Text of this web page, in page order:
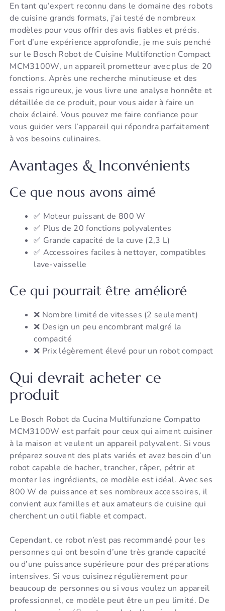
En tant qu’expert reconnu dans le domaine des robots
de cuisine grands formats, j’ai testé de nombreux
modèles pour vous offrir des avis fiables et précis.
Fort d’une expérience approfondie, je me suis penché
sur le Bosch Robot de Cuisine Multifonction Compact
MCM3100W, un appareil prometteur avec plus de 20
fonctions. Après une recherche minutieuse et des
essais rigoureux, je vous livre une analyse honnête et
détaillée de ce produit, pour vous aider à faire un
choix éclairé. Vous pouvez me faire confiance pour
vous guider vers l’appareil qui répondra parfaitement
à vos besoins culinaires.
Avantages & Inconvénients
Ce que nous avons aimé
✅ Moteur puissant de 800 W
✅ Plus de 20 fonctions polyvalentes
✅ Grande capacité de la cuve (2,3 L)
✅ Accessoires faciles à nettoyer, compatibles
lave-vaisselle
Ce qui pourrait être amélioré
❌ Nombre limité de vitesses (2 seulement)
❌ Design un peu encombrant malgré la
compacité
❌ Prix légèrement élevé pour un robot compact
Qui devrait acheter ce
produit
Le Bosch Robot da Cucina Multifunzione Compatto
MCM3100W est parfait pour ceux qui aiment cuisiner
à la maison et veulent un appareil polyvalent. Si vous
préparez souvent des plats variés et avez besoin d’un
robot capable de hacher, trancher, râper, pétrir et
monter les ingrédients, ce modèle est idéal. Avec ses
800 W de puissance et ses nombreux accessoires, il
convient aux familles et aux amateurs de cuisine qui
cherchent un outil fiable et compact.
Cependant, ce robot n’est pas recommandé pour les
personnes qui ont besoin d’une très grande capacité
ou d’une puissance supérieure pour des préparations
intensives. Si vous cuisinez régulièrement pour
beaucoup de personnes ou si vous voulez un appareil
professionnel, ce modèle peut être un peu limité. De